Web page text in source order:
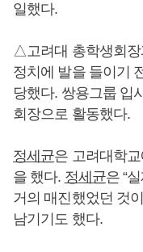
일했다.
△고려대 총학생회
정치에 발을 들이기
당했다. 쌍용그룹 입
회장으로 활동했다.
정세균은 고려대학
을 했다. 정세균은 “
거의 매진했었던 것
남기기도 했다.